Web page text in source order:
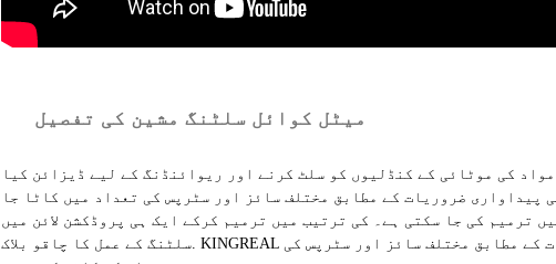
میٹل کوائل سلٹنگ مشین کی تفصیل
کی موٹائی کے کنڈلیوں کو سلٹ کرنے اور ریوائنڈنگ کے لیے ڈیزائن کیا
پیداواری ضروریات کے مطابق مختلف سائز اور سٹرپس کی تعداد میں کاٹا جا
ترمیم کی جا سکتی ہے۔ کی ترتیب میں ترمیم کرکے ایک ہی پروڈکشن لائن میں
سلٹنگ کے عمل کا چاقو بلاک. KINGREAL میٹل شیٹ سلٹنگ مشین کسٹمر کی پیداواری ضروریات کے مطابق مختلف سائز اور سٹرپس کی